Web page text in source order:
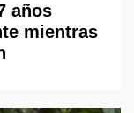
años
mientras